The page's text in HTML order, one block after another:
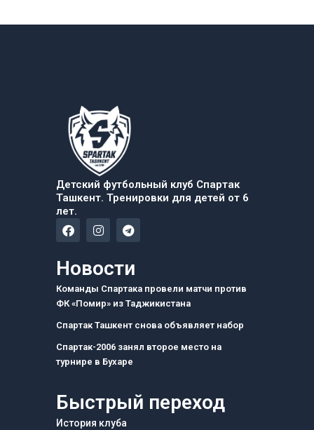
Детский футбольный клуб Спартак
Ташкент. Тренировки для детей от 6
лет.
F
a
e
b
o
k
I
n
a
g
r
a
m
T
e
g
a
m
Новости
Команды Спартака провели матчи против
ФК «Помир» из Таджикистана
Спартак Ташкент снова объявляет набор
Спартак-2006 занял второе место на
турнире в Бухаре
Быстрый переход
История клуба